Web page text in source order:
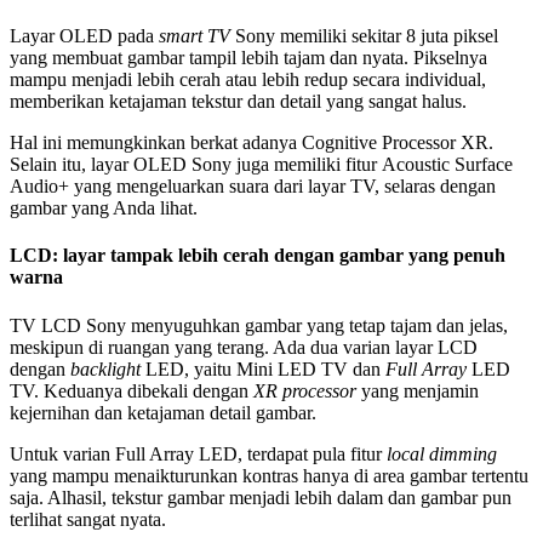
Layar OLED pada smart TVSony memiliki sekitar 8 juta piksel
yang membuat gambar tampil lebih tajam dan nyata. Pikselnya
mampu menjadi lebih cerah atau lebih redup secara individual,
memberikan ketajaman tekstur dan detail yang sangat halus.
Hal ini memungkinkan berkat adanya Cognitive Processor XR.
Selain itu, layar OLED Sony juga memiliki fitur Acoustic Surface
Audio+ yang mengeluarkan suara dari layar TV, selaras dengan
gambar yang Anda lihat.
LCD: layar tampak lebih cerah dengan gambar yang penuh
warna
TV LCD Sony menyuguhkan gambar yang tetap tajam dan jelas,
meskipun di ruangan yang terang. Ada dua varian layar LCD
dengan backlightLED, yaitu Mini LED TV dan Full Array LED
TV. Keduanya dibekali dengan XR processoryang menjamin
kejernihan dan ketajaman detail gambar.
Untuk varian Full Array LED, terdapat pula fitur local dimming
yang mampu menaikturunkan kontras hanya di area gambar tertentu
saja. Alhasil, tekstur gambar menjadi lebih dalam dan gambar pun
terlihat sangat nyata.